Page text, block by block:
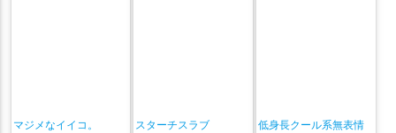
マジメなイイコ。 スターチスラブ
低身長クール系無表情